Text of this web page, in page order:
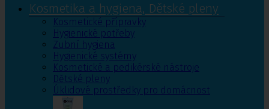
Kosmetika a hygiena, Dětské pleny
Kosmetické přípravky
Hygienické potřeby
Zubní hygiena
Hygienické systémy
Kosmetické a pedikérské nástroje
Dětské pleny
Úklidové prostředky pro domácnost